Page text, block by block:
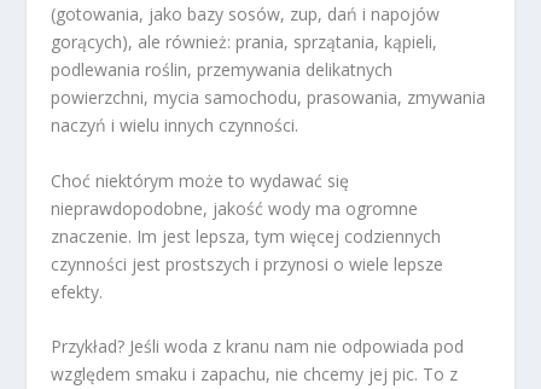
(gotowania, jako bazy sosów, zup, dań i napojów
gorących), ale również: prania, sprzątania, kąpieli,
podlewania roślin, przemywania delikatnych
powierzchni, mycia samochodu, prasowania, zmywania
naczyń i wielu innych czynności.
Choć niektórym może to wydawać się
nieprawdopodobne, jakość wody ma ogromne
znaczenie. Im jest lepsza, tym więcej codziennych
czynności jest prostszych i przynosi o wiele lepsze
efekty.
Przykład? Jeśli woda z kranu nam nie odpowiada pod
względem smaku i zapachu, nie chcemy jej pic. To z